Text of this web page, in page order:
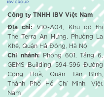
Công ty TNHH IBV Việt Nam
Địa chỉ:V10-A04, Khu đô thị
The Terra An Hưng, Phường La
Khê, Quận Hà Đông, Hà Nội
Chi nhánh:Phòng 601, Tầng 6,
GEMS Building, 594-596 Đường
Cộng Hoà, Quận Tân Bình,
Thành Phố Hồ Chí Minh, Việt
Nam